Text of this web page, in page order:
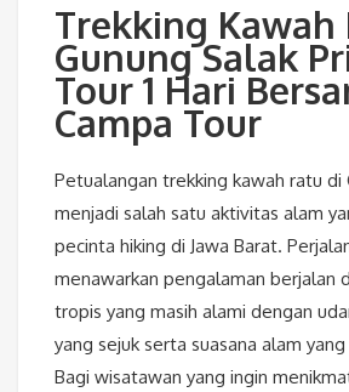
Trekking Kawah
Gunung Salak
Tour 1 Hari
Campa Tour
Petualangan trekking kawah ratu di
menjadi salah satu aktivitas alam
pecinta hiking di Jawa Barat.
menawarkan pengalaman berjalan
tropis yang masih alami dengan
yang sejuk serta suasana alam
Bagi wisatawan yang ingin